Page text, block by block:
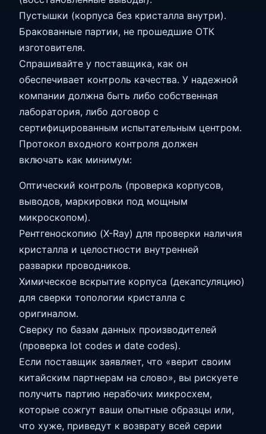
Пустышки (корпуса без кристалла внутри).
Бракованные партии, не прошедшие ОТК
изготовителя.
Спрашивайте у поставщика, как он
обеспечивает контроль качества. У надежной
компании должна быть либо собственная
лаборатория, либо договор с
сертифицированным испытательным центром.
Протокол входного контроля должен
включать как минимум:
Оптический контроль (проверка корпусов,
выводов, маркировки под мощным
микроскопом).
Рентгеноскопию (X-Ray) для проверки наличия
кристалла и целостности внутренней
разварки проводников.
Химическое вскрытие корпуса (декапсуляцию)
для сверки топологии кристалла с
оригиналом.
Сверку по базам данных производителей
(проверка lot codes и date codes).
Если поставщик заявляет, что «верит своим
китайским партнерам на слово», вы рискуете
получить партию нерабочих микросхем,
которые сожгут ваши опытные образцы или,
что хуже, приведут к возврату всей серии